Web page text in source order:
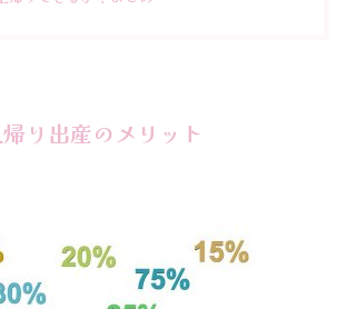
り出産のメリット